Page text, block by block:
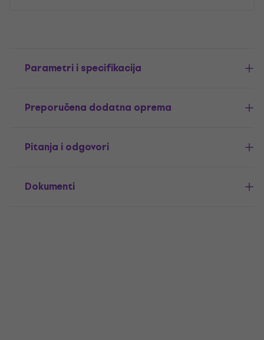
Parametri i specifikacija
Preporučena dodatna oprema
Pitanja i odgovori
Dokumenti